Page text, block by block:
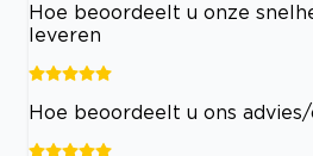
Hoe beoordeelt u onze
leveren
Hoe beoordeelt u ons